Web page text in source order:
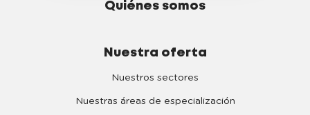
Quiénes somos
Nuestra oferta
Nuestros sectores
Nuestras áreas de especialización